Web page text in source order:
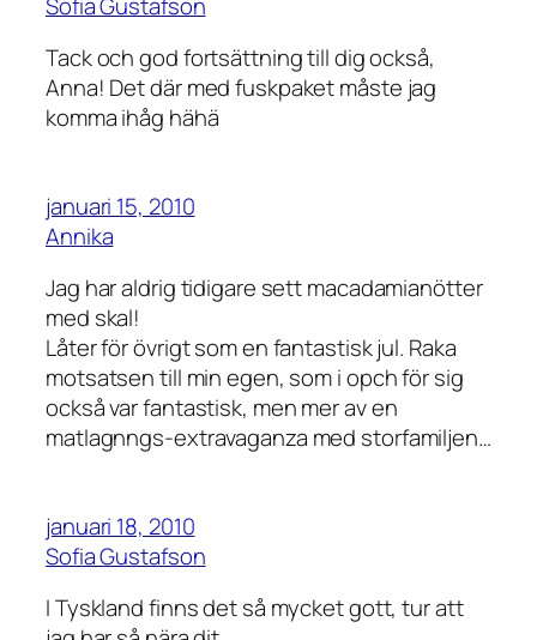
Tack och god fortsättning till dig också,
Anna! Det där med fuskpaket måste jag
komma ihåg hähä
januari 15, 2010
Annika
Jag har aldrig tidigare sett macadamianötter
med skal!
Låter för övrigt som en fantastisk jul. Raka
motsatsen till min egen, som i opch för sig
också var fantastisk, men mer av en
matlagnngs-extravaganza med storfamiljen…
januari 18, 2010
Sofia Gustafson
I Tyskland finns det så mycket gott, tur att